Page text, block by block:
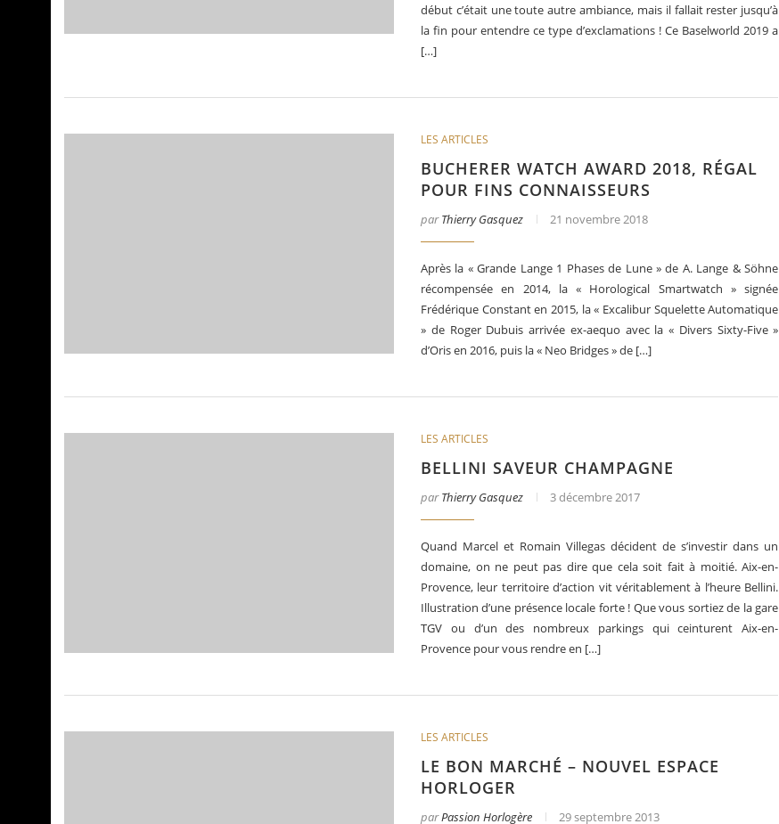
début c’était une toute autre ambiance, mais il fallait rester jusqu’à
la fin pour entendre ce type d’exclamations ! Ce Baselworld 2019 a
[…]
LES ARTICLES
BUCHERER WATCH AWARD 2018, RÉGAL
POUR FINS CONNAISSEURS
parThierry Gasquez 21 novembre 2018
Après la « Grande Lange 1 Phases de Lune » de A. Lange & Söhne
récompensée en 2014, la « Horological Smartwatch » signée
Frédérique Constant en 2015, la « Excalibur Squelette Automatique
» de Roger Dubuis arrivée ex-aequo avec la « Divers Sixty-Five »
d’Oris en 2016, puis la « Neo Bridges » de […]
LES ARTICLES
BELLINI SAVEUR CHAMPAGNE
parThierry Gasquez 3 décembre 2017
Quand Marcel et Romain Villegas décident de s’investir dans un
domaine, on ne peut pas dire que cela soit fait à moitié. Aix-en-
Provence, leur territoire d’action vit véritablement à l’heure Bellini.
Illustration d’une présence locale forte ! Que vous sortiez de la gare
TGV ou d’un des nombreux parkings qui ceinturent Aix-en-
Provence pour vous rendre en […]
LES ARTICLES
LE BON MARCHÉ – NOUVEL ESPACE
HORLOGER
parPassion Horlogère 29 septembre 2013